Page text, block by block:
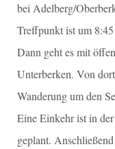
bei Adelberg/
Treffpunkt ist um
Dann geht es mit
Unterberken. Von
Wanderung um den
Eine Einkehr ist in
geplant.